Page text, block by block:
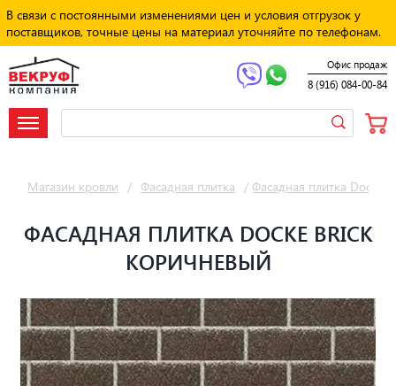
В связи с постоянными изменениями цен и условия отгрузок у
поставщиков, точные цены на материал уточняйте по телефонам.
Офис продаж
8 (916) 084-00-84
Магазин кровли / Фасадная плитка / Фасадная плитка Docke
ФАСАДНАЯ ПЛИТКА DOCKE BRICK
КОРИЧНЕВЫЙ